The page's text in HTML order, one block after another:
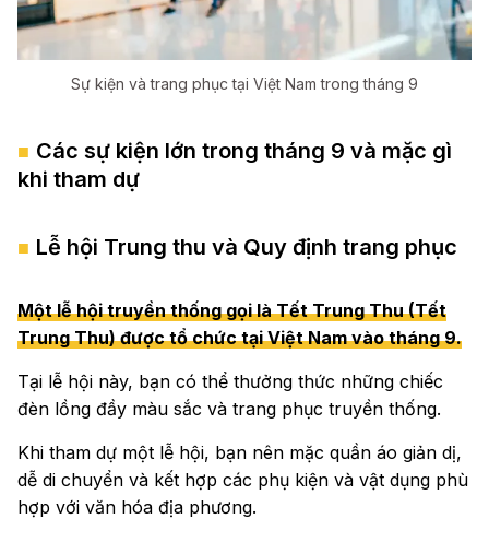
Sự kiện và trang phục tại Việt Nam trong tháng 9
Các sự kiện lớn trong tháng 9 và mặc gì
khi tham dự
Lễ hội Trung thu và Quy định trang phục
Một lễ hội truyền thống gọi là Tết Trung Thu (Tết
Trung Thu) được tổ chức tại Việt Nam vào tháng 9.
Tại lễ hội này, bạn có thể thưởng thức những chiếc
đèn lồng đầy màu sắc và trang phục truyền thống.
Khi tham dự một lễ hội, bạn nên mặc quần áo giản dị,
dễ di chuyển và kết hợp các phụ kiện và vật dụng phù
hợp với văn hóa địa phương.